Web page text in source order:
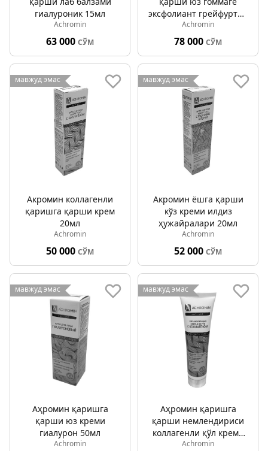
гиалуроник 15мл
Achromin
63 000 СЎМ
эксфолиант грейфуртли
100мл
Achromin
78 000 СЎМ
мавжуд эмас
Акромин коллагенли
қаришга қарши крем
20мл
Achromin
50 000 СЎМ
мавжуд эмас
Акромин ёшга қарши
кўз креми илдиз
ҳужайралари 20мл
Achromin
52 000 СЎМ
мавжуд эмас
Аҳромин қаришга
қарши юз креми
гиалурон 50мл
Achromin
мавжуд эмас
Аҳромин қаришга
қарши немлендириcи
коллагенли қўл креми
100мл
Achromin